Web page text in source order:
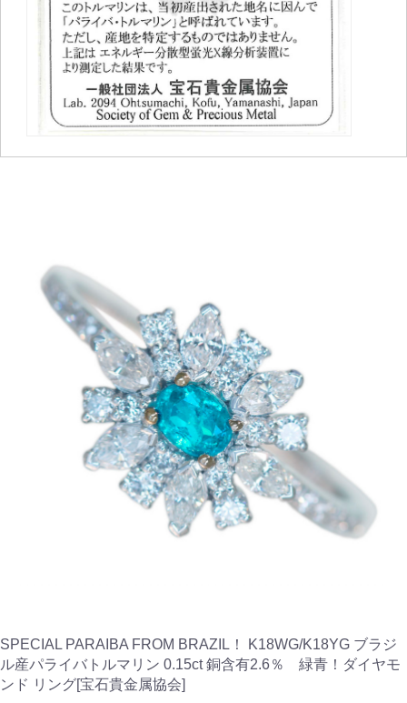
SPECIAL PARAIBA FROM BRAZIL！ K18WG/K18YG ブラジ
ル産パライバトルマリン 0.15ct 銅含有2.6％ 緑青！ダイヤモ
ンド リング[宝石貴金属協会]